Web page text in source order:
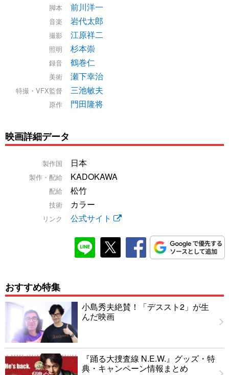
脚本 前川洋一
音楽 岩代太郎
撮影 江原祥二
照明 杉本崇
録音 鶴巻仁
美術 瀬下幸治
特撮・VFX監督 三池敏夫
原作 門田隆将
映画詳細データ
製作国 日本
製作・配給 KADOKAWA
配給 松竹
技術 カラー
リンク 公式サイト
おすすめ特集
小島秀夫絶賛！「デススト2」が生
んだ映画
『踊る大捜査線 N.E.W.』グッズ・特
典・キャンペーン情報まとめ